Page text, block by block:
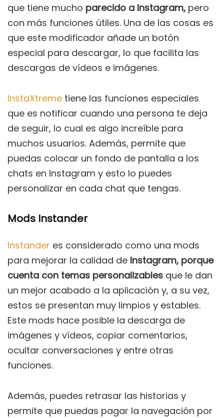
que tiene mucho parecido a Instagram, pero
con más funciones útiles. Una de las cosas es
que este modificador añade un botón
especial para descargar, lo que facilita las
descargas de vídeos e imágenes.
InstaXtreme tiene las funciones especiales
que es notificar cuando una persona te deja
de seguir, lo cual es algo increíble para
muchos usuarios. Además, permite que
puedas colocar un fondo de pantalla a los
chats en Instagram y esto lo puedes
personalizar en cada chat que tengas.
Mods Instander
Instander es considerado como una mods
para mejorar la calidad de Instagram, porque
cuenta con temas personalizables que le dan
un mejor acabado a la aplicación y, a su vez,
estos se presentan muy limpios y estables.
Este mods hace posible la descarga de
imágenes y vídeos, copiar comentarios,
ocultar conversaciones y entre otras
funciones.
Además, puedes retrasar las historias y
permite que puedas pagar la navegación por